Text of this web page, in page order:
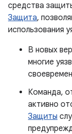
средства
Защита,
использования
В новых
многие
Команда,
активно
Защиты